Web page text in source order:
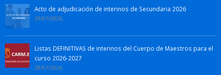
Acto de adjudicación de interinos de Secundaria 2026
29/07/2026
Listas DEFINITIVAS de interinos del Cuerpo de Maestros para el
curso 2026-2027
28/07/2026